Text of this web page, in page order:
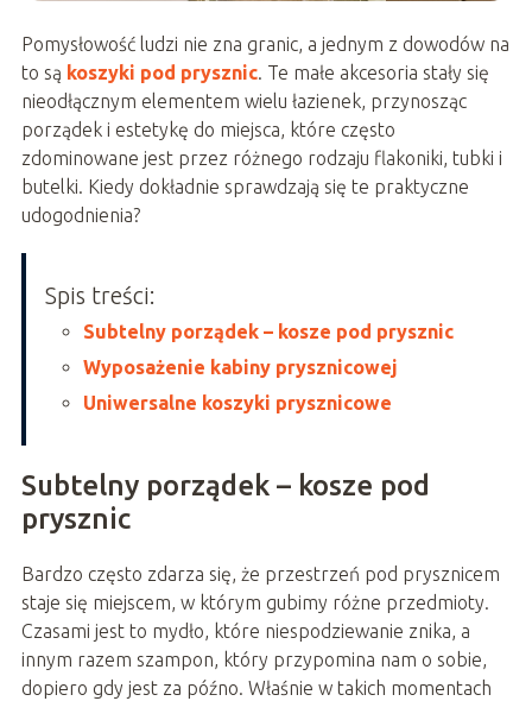
Pomysłowość ludzi nie zna granic, a jednym z dowodów na
to są koszyki pod prysznic. Te małe akcesoria stały się
nieodłącznym elementem wielu łazienek, przynosząc
porządek i estetykę do miejsca, które często
zdominowane jest przez różnego rodzaju flakoniki, tubki i
butelki. Kiedy dokładnie sprawdzają się te praktyczne
udogodnienia?
Spis treści:
Subtelny porządek – kosze pod prysznic
Wyposażenie kabiny prysznicowej
Uniwersalne koszyki prysznicowe
Subtelny porządek – kosze pod
prysznic
Bardzo często zdarza się, że przestrzeń pod prysznicem
staje się miejscem, w którym gubimy różne przedmioty.
Czasami jest to mydło, które niespodziewanie znika, a
innym razem szampon, który przypomina nam o sobie,
dopiero gdy jest za późno. Właśnie w takich momentach